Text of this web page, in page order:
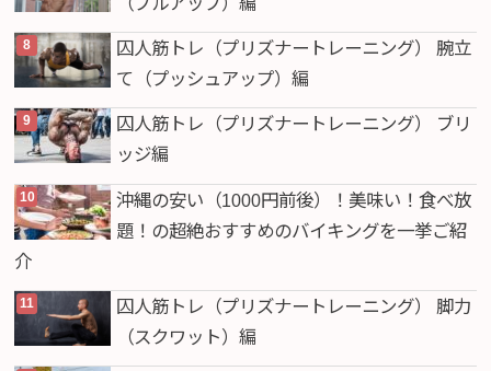
囚人筋トレ（プリズナートレーニング） 腕立
て（プッシュアップ）編
囚人筋トレ（プリズナートレーニング） ブリ
ッジ編
沖縄の安い（1000円前後）！美味い！食べ放
題！の超絶おすすめのバイキングを一挙ご紹
介
囚人筋トレ（プリズナートレーニング） 脚力
（スクワット）編